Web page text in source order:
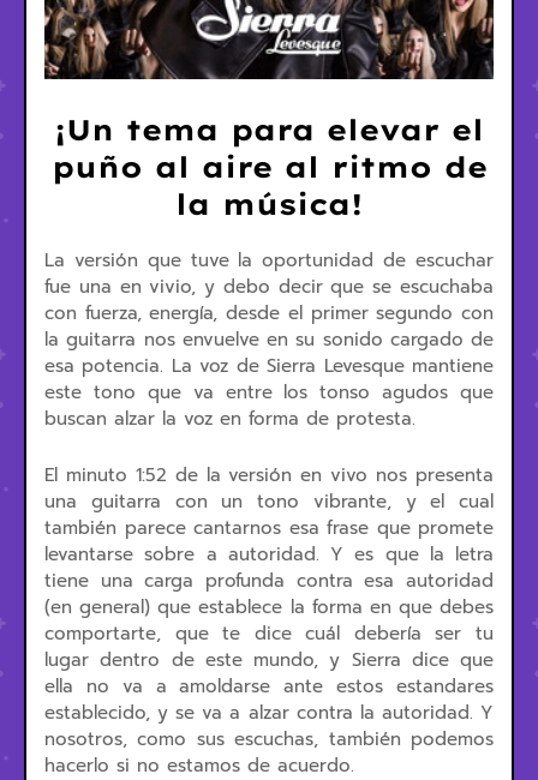
¡Un tema para elevar el
puño al aire al ritmo de
la música!
La versión que tuve la oportunidad de escuchar
fue una en vivio, y debo decir que se escuchaba
con fuerza, energía, desde el primer segundo con
la guitarra nos envuelve en su sonido cargado de
esa potencia. La voz de Sierra Levesque mantiene
este tono que va entre los tonso agudos que
buscan alzar la voz en forma de protesta.
El minuto 1:52 de la versión en vivo nos presenta
una guitarra con un tono vibrante, y el cual
también parece cantarnos esa frase que promete
levantarse sobre a autoridad. Y es que la letra
tiene una carga profunda contra esa autoridad
(en general) que establece la forma en que debes
comportarte, que te dice cuál debería ser tu
lugar dentro de este mundo, y Sierra dice que
ella no va a amoldarse ante estos estandares
establecido, y se va a alzar contra la autoridad. Y
nosotros, como sus escuchas, también podemos
hacerlo si no estamos de acuerdo.